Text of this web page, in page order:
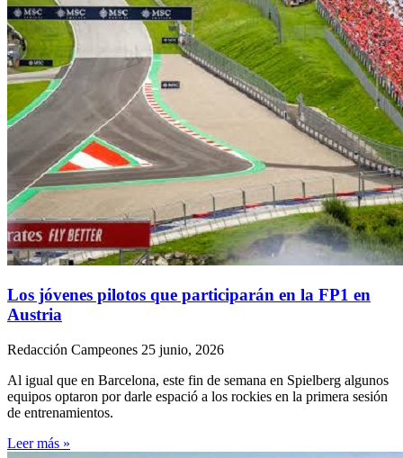
Los jóvenes pilotos que participarán en la FP1 en
Austria
Redacción Campeones 25 junio, 2026
Al igual que en Barcelona, este fin de semana en Spielberg algunos
equipos optaron por darle espació a los rockies en la primera sesión
de entrenamientos.
Leer más »